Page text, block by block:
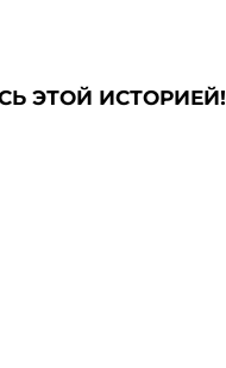
ЭТОЙ ИСТОРИЕЙ!